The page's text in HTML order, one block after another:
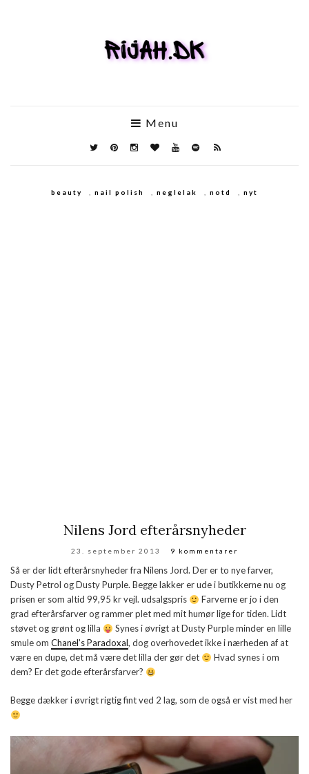
Menu
beauty , nail polish , neglelak , notd , nyt
Nilens Jord efterårsnyheder
23. september 2013 9 kommentarer
Så er der lidt efterårsnyheder fra Nilens Jord. Der er to nye farver,
Dusty Petrol og Dusty Purple. Begge lakker er ude i butikkerne nu og
prisen er som altid 99,95 kr vejl. udsalgspris
Farverne er jo i den
grad efterårsfarver og rammer plet med mit humør lige for tiden. Lidt
støvet og grønt og lilla
Synes i øvrigt at Dusty Purple minder en lille
smule om Chanel’s Paradoxal, dog overhovedet ikke i nærheden af at
være en dupe, det må være det lilla der gør det
Hvad synes i om
dem? Er det gode efterårsfarver?
Begge dækker i øvrigt rigtig fint ved 2 lag, som de også er vist med her